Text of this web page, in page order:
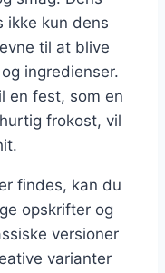
ikke kun dens
til at blive
ingredienser.
en fest, som en
frokost, vil
findes, kan du
opskrifter og
versioner
varianter